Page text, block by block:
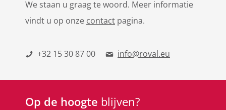
We staan u graag te woord. Meer informatie
vindt u op onze contact pagina.
+32 15 30 87 00 info@roval.eu
Op de hoogte blijven?